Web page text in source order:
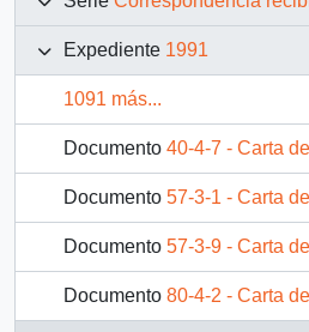
Expediente 1991
1091 más...
Documento 40-4-7 - Carta de la Sra. Cecilia Montecinos Matus de la Parra,
Documento 57-3-1 - Carta de la sra. Violeta B. de Chamorro, Presidenta de
Documento 57-3-9 - Carta del Sultán Azlah Shah Yang di - Pertuang
Documento 80-4-2 - Carta del Presidente de la República Oriental del Uruguay,